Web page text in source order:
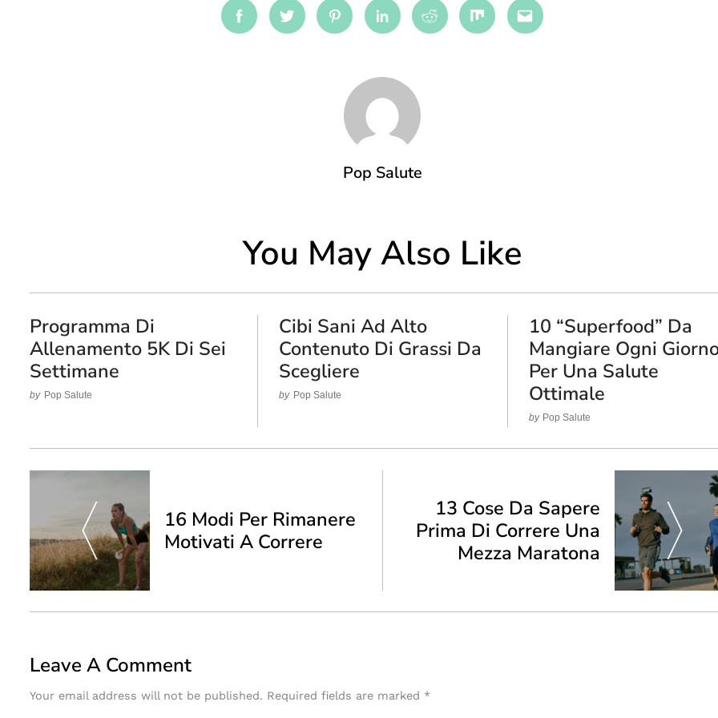
FacebookTwitterPinterestLinkedinRedditMix Email
Pop Salute
You May Also Like
Programma Di
Allenamento 5K Di Sei
Settimane
by Pop Salute
Cibi Sani Ad Alto
Contenuto Di Grassi Da
Scegliere
by Pop Salute
10 “Superfood” Da
Mangiare Ogni
Per Una Salute
Ottimale
by Pop Salute
Post
Navigation16 Modi Per Rimanere
Motivati A Correre
13 Cose Da Sapere
Prima Di Correre Una
Mezza Maratona
Leave A Comment
Your email address will not be published. Required fields are marked *